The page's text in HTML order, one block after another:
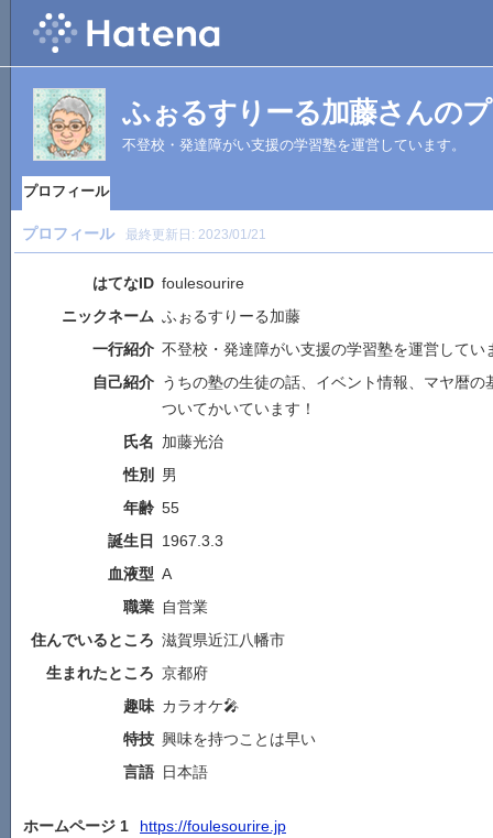
ふぉるすりーる加藤さんの
不登校・発達障がい支援の学習塾を運営しています。
プロフィール
プロフィール 最終更新日: 2023/01/21
はてなID foulesourire
ニックネーム ふぉるすりーる加藤
一行紹介 不登校・発達障がい支援の学習塾を運営してい
自己紹介 うちの塾の生徒の話、イベント情報、マヤ暦
ついてかいています！
氏名 加藤光治
性別
男
年齢 55
誕生日
1967.3.3
血液型 A
職業 自営業
住んでいるところ 滋賀県近江八幡市
生まれたところ 京都府
趣味 カラオケ🎤
特技 興味を持つことは早い
言語 日本語
ホームページ 1 https://foulesourire.jp